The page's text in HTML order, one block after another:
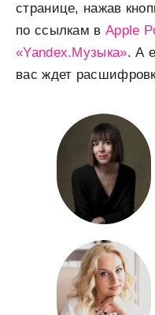
странице, нажав
по ссылкам в Apple
«Yandex.Музыка». А
вас ждет